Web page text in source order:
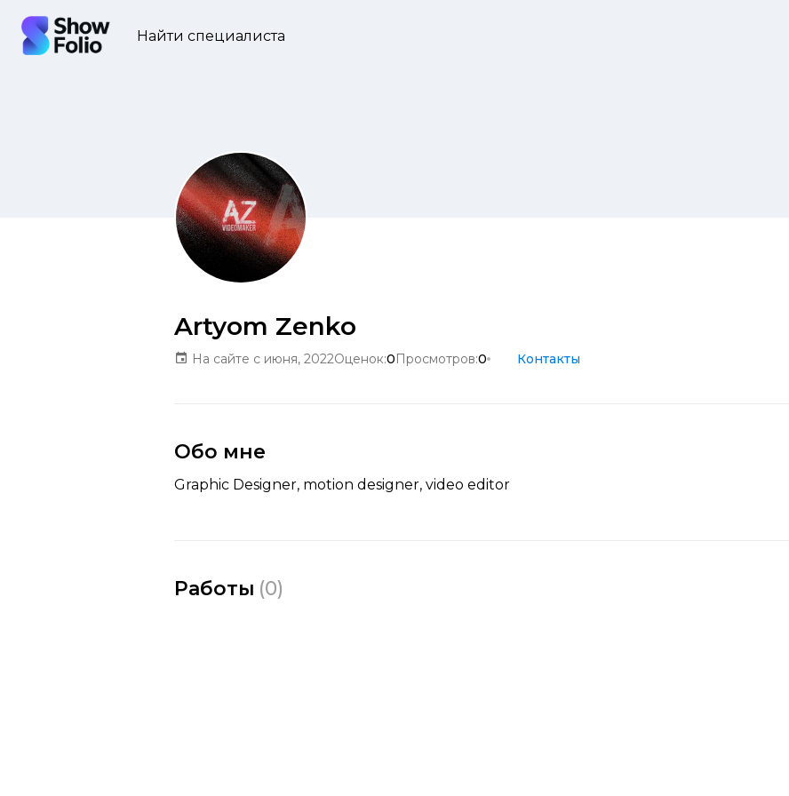
Найти специалиста
Artyom Zenko
На сайте с июня, 2022Оценок:0Просмотров:0 Контакты
Обо мне
Graphic Designer, motion designer, video editor
Работы (0)